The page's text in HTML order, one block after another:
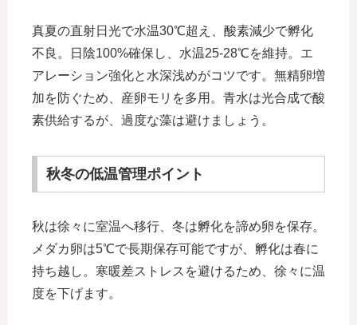
真夏の直射日光で水温30℃超え、酸素減少で孵化
不良。日陰100%確保し、水温25-28℃を維持。エ
アレーション強化と水深浅めがコツです。無精卵増
加を防ぐため、産卵モリを多用。青水は光合成で酸
素供給するが、過度な藻は避けましょう。
秋冬の低温管理ポイント
秋は徐々に室温へ移行、冬は孵化を諦め卵を保存。
メダカ卵は5℃で長期保存可能ですが、孵化は春に
持ち越し。寒暖差ストレスを避けるため、徐々に温
度を下げます。